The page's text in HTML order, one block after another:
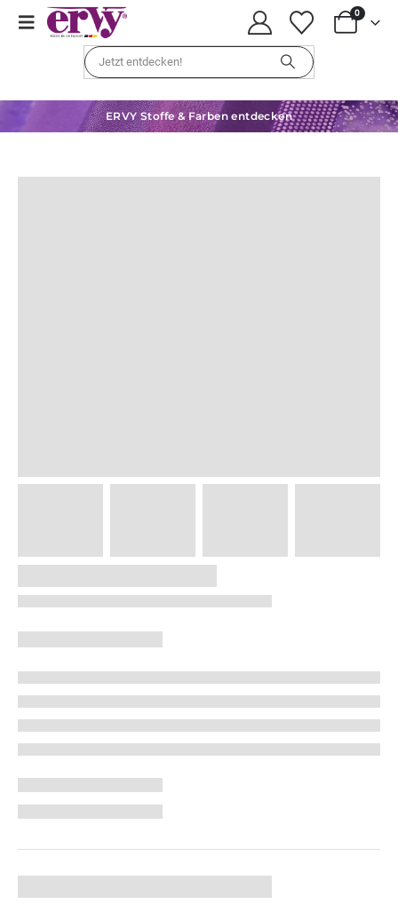
0
ERVY Stoffe & Farben entdecken